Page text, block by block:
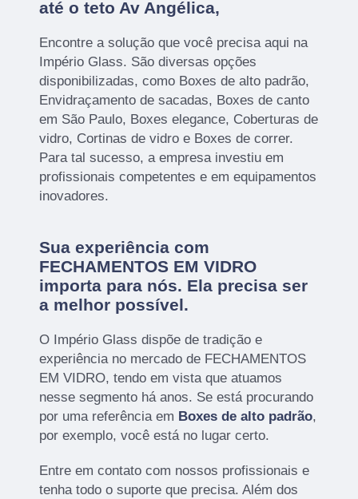
até o teto Av Angélica,
Encontre a solução que você precisa aqui na
Império Glass. São diversas opções
disponibilizadas, como Boxes de alto padrão,
Envidraçamento de sacadas, Boxes de canto
em São Paulo, Boxes elegance, Coberturas de
vidro, Cortinas de vidro e Boxes de correr.
Para tal sucesso, a empresa investiu em
profissionais competentes e em equipamentos
inovadores.
Sua experiência com
FECHAMENTOS EM VIDRO
importa para nós. Ela precisa ser
a melhor possível.
O Império Glass dispõe de tradição e
experiência no mercado de FECHAMENTOS
EM VIDRO, tendo em vista que atuamos
nesse segmento há anos. Se está procurando
por uma referência em Boxes de alto padrão,
por exemplo, você está no lugar certo.
Entre em contato com nossos profissionais e
tenha todo o suporte que precisa. Além dos